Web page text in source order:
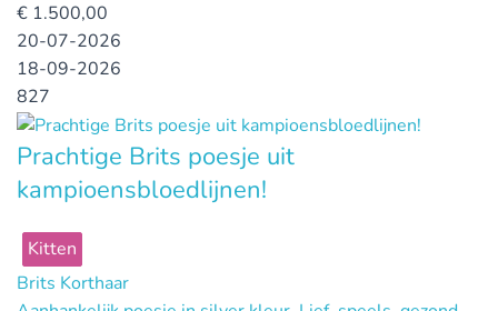
€ 1.500,00
20-07-2026
18-09-2026
827
Prachtige Brits poesje uit
kampioensbloedlijnen!
Kitten
Brits Korthaar